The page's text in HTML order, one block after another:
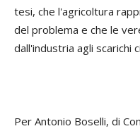
tesi, che l'agricoltura
del problema e che le
dall'industria agli scarichi
Per Antonio Boselli, di